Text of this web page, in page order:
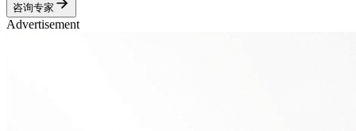
咨询专家
Advertisement